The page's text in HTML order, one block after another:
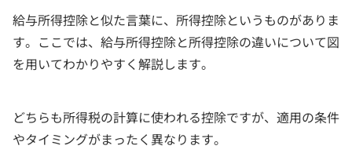
給与所得控除と似た言葉に、所得控除というものがありま
す。ここでは、給与所得控除と所得控除の違いについて図
を用いてわかりやすく解説します。
どちらも所得税の計算に使われる控除ですが、適用の条件
やタイミングがまったく異なります。